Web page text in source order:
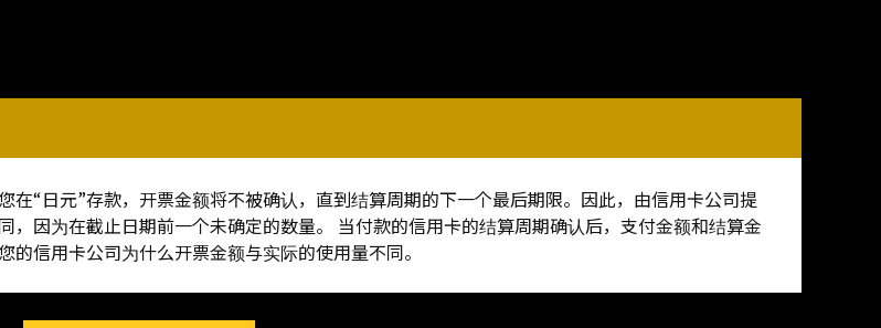
“日元”存款，开票金额将不被确认，直到结算周期的下一个最后期限。因此，由信用卡公司提
因为在截止日期前一个未确定的数量。 当付款的信用卡的结算周期确认后，支付金额和结算金
信用卡公司为什么开票金额与实际的使用量不同。